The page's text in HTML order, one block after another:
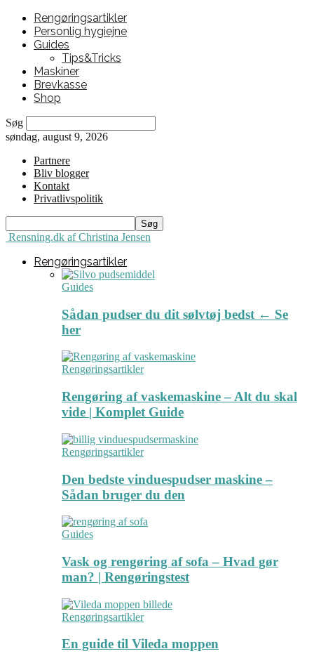
Rengøringsartikler
Personlig hygiejne
Guides
Tips&Tricks
Maskiner
Brevkasse
Shop
Søg
søndag, august 9, 2026
Partnere
Bliv blogger
Kontakt
Privatlivspolitik
Rensning.dk af Christina Jensen
Rengøringsartikler
Guides
Sådan pudser du dit sølvtøj bedst ← Se
her
Rengøringsartikler
Rengøring af vaskemaskine – Alt du skal
vide | Komplet Guide
Rengøringsartikler
Den bedste vinduespudser maskine –
Sådan bruger du den
Guides
Vask og rengøring af sofa – Hvad gør
man? | Rengøringstest
Rengøringsartikler
En guide til Vileda moppen